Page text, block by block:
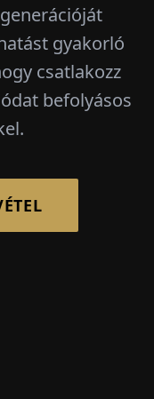
gyakorló
csatlakozz
befolyásos